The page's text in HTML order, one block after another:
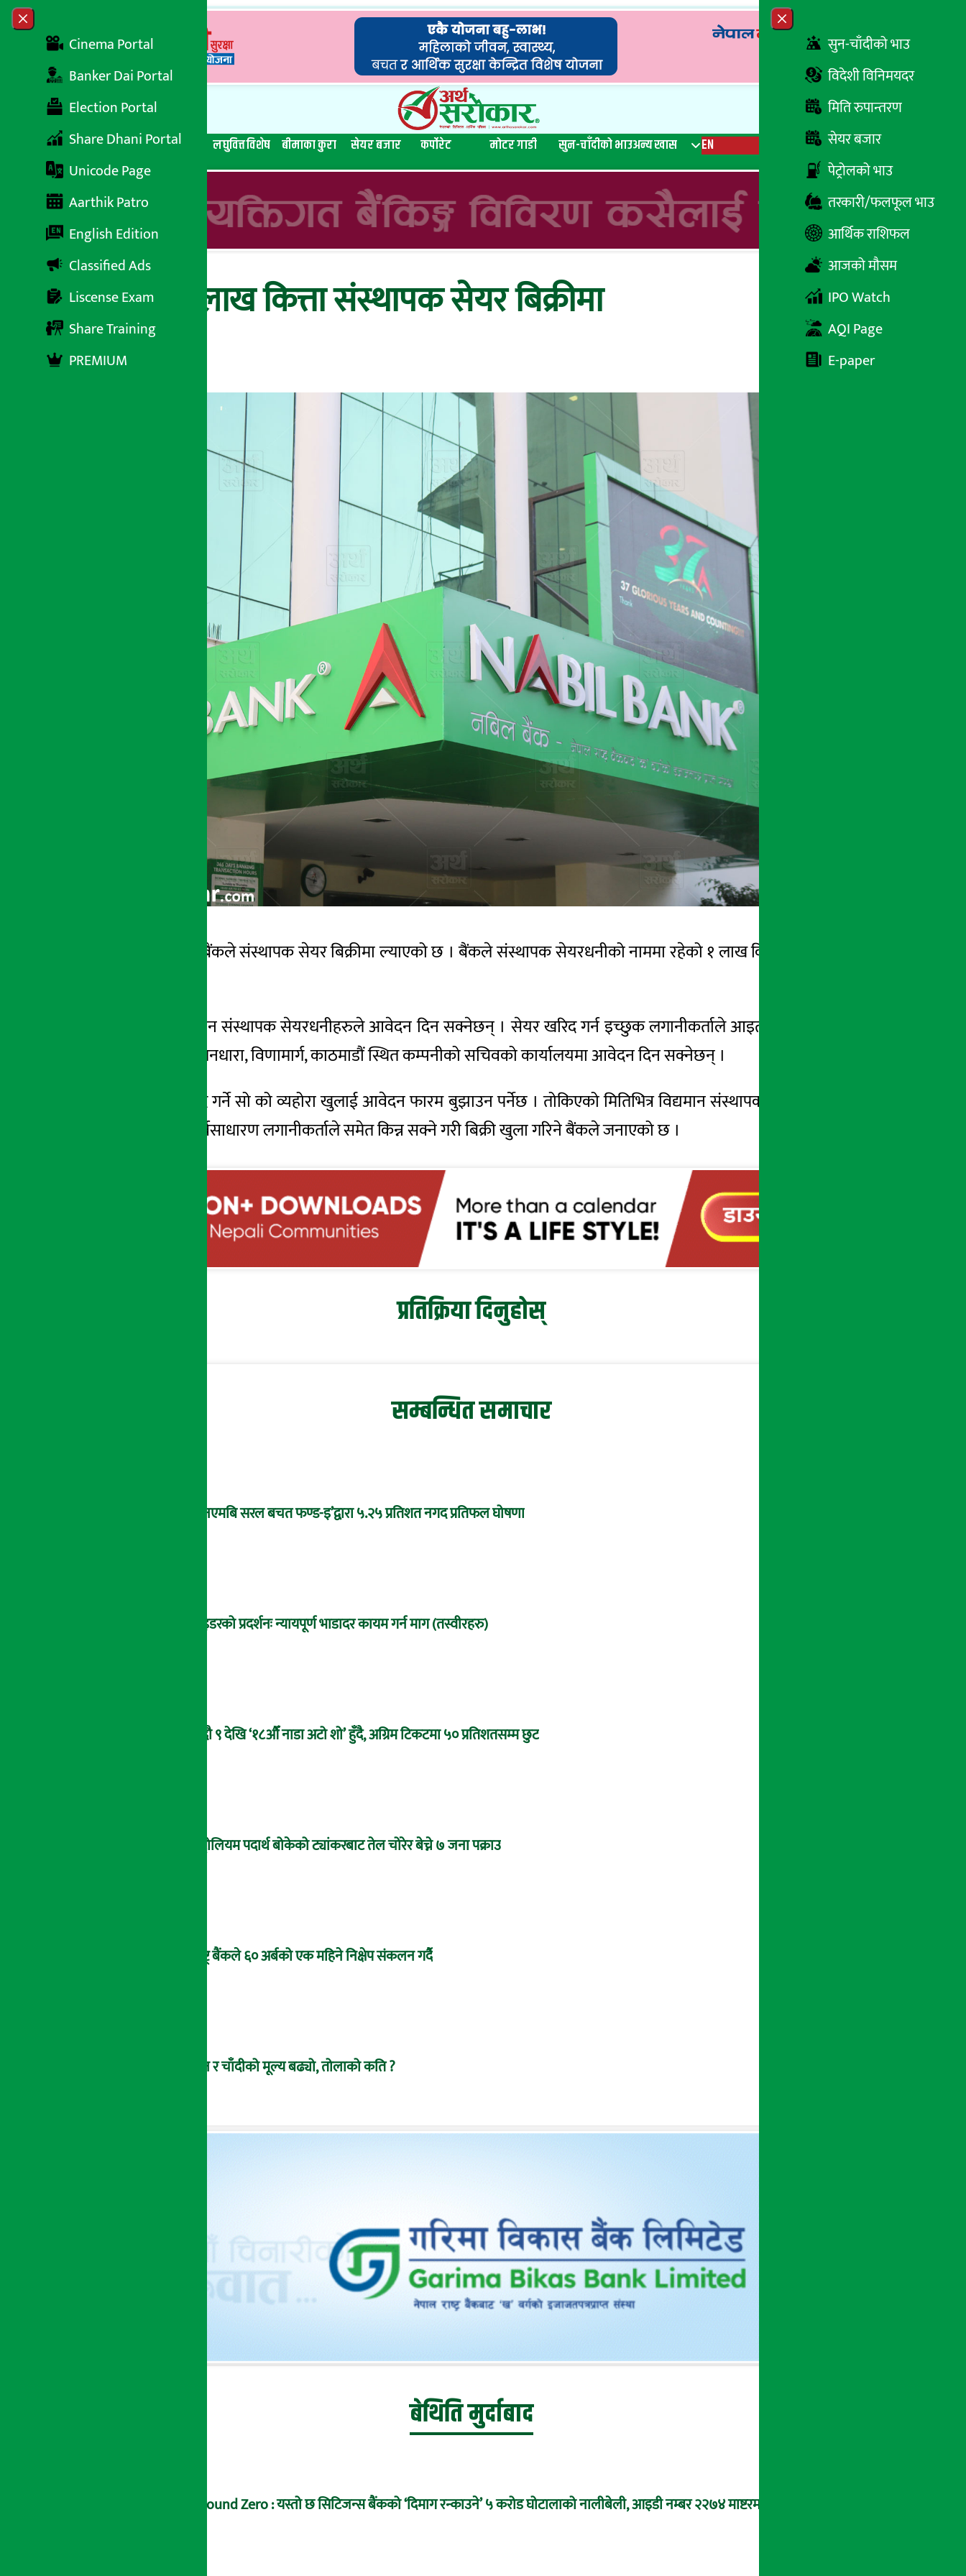
Skip to content
Close menu
Cinema Portal
Banker Dai Portal
Election Portal
Share Dhani Portal
Unicode Page
Aarthik Patro
English Edition
Classified Ads
Liscense Exam
Share Training
PREMIUM
Close menu
सुन-चाँदीको भाउ
विदेशी विनिमयदर
मिति रुपान्तरण
सेयर बजार
पेट्रोलको भाउ
तरकारी/फलफूल भाउ
आर्थिक राशिफल
आजको मौसम
IPO Watch
AQI Page
E-paper
सबै समाचार बेथिति मुर्दाबाद बैंकिङ विशेष लघुवित्त विशेष बीमाका कुरा सेयर बजार कर्पोरेट मोटर गाडी सुन-चाँदीको भाउअन्य खास EN रेडियो
नबिल बैंकको १ लाख कित्ता संस्थापक सेयर बिक्रीमा
अर्थ सरोकार ११ मंसिर २०७९, आईतबार १४:४१
काठमाडौं । नबिल बैंकले संस्थापक सेयर बिक्रीमा ल्याएको छ । बैंकले संस्थापक सेयरधनीको नाममा रहेको १ लाख कित्ता संस्थापक सेयर बिक्रीमा
उक्त सेयरमा विद्यमान संस्थापक सेयरधनीहरुले आवेदन दिन सक्नेछन् । सेयर खरिद गर्न इच्छुक लगानीकर्ताले आइतबारबाट ३५ दिनभित्र बैंकको
केन्द्रीय कार्यालय तिनधारा, विणामार्ग, काठमाडौं स्थित कम्पनीको सचिवको कार्यालयमा आवेदन दिन सक्नेछन् ।
के कति सेयर खरिद गर्ने सो को व्यहोरा खुलाई आवेदन फारम बुझाउन पर्नेछ । तोकिएको मितिभित्र विद्यमान संस्थापक सेयरधनीहरुले सेयर खरिद
नगरेमा सो सेयर सर्वसाधारण लगानीकर्ताले समेत किन्न सक्ने गरी बिक्री खुला गरिने बैंकले जनाएको छ ।
प्रतिक्रिया दिनुहोस्
सम्बन्धित समाचार
‘एनएमबि सरल बचत फण्ड-इ’द्वारा ५.२५ प्रतिशत नगद प्रतिफल घोषणा
राइडरको प्रदर्शनः न्यायपूर्ण भाडादर कायम गर्न माग (तस्वीरहरु)
भदौ ९ देखि ‘१८औँ नाडा अटो शो’ हुँदै, अग्रिम टिकटमा ५० प्रतिशतसम्म छुट
पेट्रोलियम पदार्थ बोकेको ट्यांकरबाट तेल चोरेर बेच्ने ७ जना पक्राउ
राष्ट्र बैंकले ६० अर्बको एक महिने निक्षेप संकलन गर्दै
सुन र चाँदीको मूल्य बढ्यो, तोलाको कति ?
बेथिति मुर्दाबाद
Ground Zero : यस्तो छ सिटिजन्स बैंकको ‘दिमाग रन्काउने’ ५ करोड घोटालाको नालीबेली, आइडी नम्बर २२७४ माष्टरमाइन्ड !